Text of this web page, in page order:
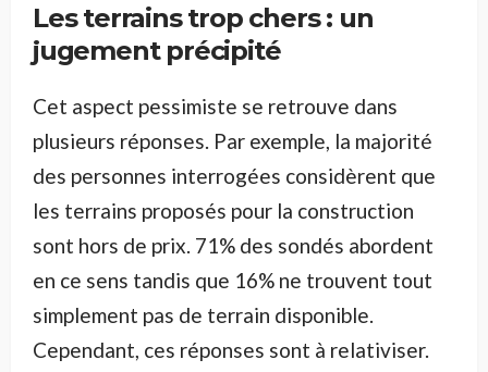
Les terrains trop chers : un
jugement précipité
Cet aspect pessimiste se retrouve dans
plusieurs réponses. Par exemple, la majorité
des personnes interrogées considèrent que
les terrains proposés pour la construction
sont hors de prix. 71% des sondés abordent
en ce sens tandis que 16% ne trouvent tout
simplement pas de terrain disponible.
Cependant, ces réponses sont à relativiser.